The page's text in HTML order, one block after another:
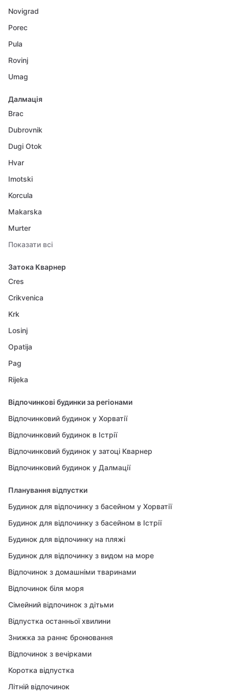
Novigrad
Porec
Pula
Rovinj
Umag
Далмація
Brac
Dubrovnik
Dugi Otok
Hvar
Imotski
Korcula
Makarska
Murter
Показати всі
Затока Кварнер
Cres
Crikvenica
Krk
Losinj
Opatija
Pag
Rijeka
Відпочинкові будинки за регіонами
Відпочинковий будинок у Хорватії
Відпочинковий будинок в Істрії
Відпочинковий будинок у затоці Кварнер
Відпочинковий будинок у Далмації
Планування відпустки
Будинок для відпочинку з басейном у Хорватії
Будинок для відпочинку з басейном в Істрії
Будинок для відпочинку на пляжі
Будинок для відпочинку з видом на море
Відпочинок з домашніми тваринами
Відпочинок біля моря
Сімейний відпочинок з дітьми
Відпустка останньої хвилини
Знижка за раннє бронювання
Відпочинок з вечірками
Коротка відпустка
Літній відпочинок